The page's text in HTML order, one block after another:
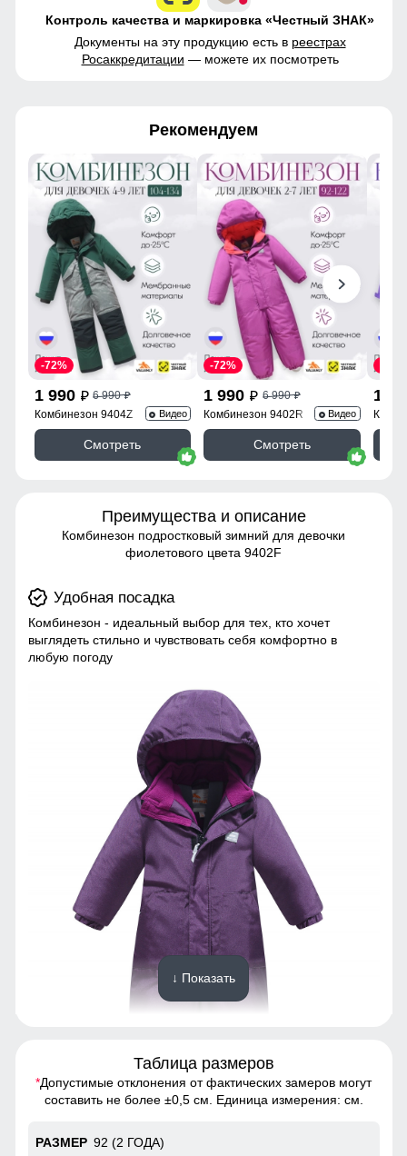
Контроль качества и маркировка «Честный ЗНАК»
Документы на эту продукцию есть в реестрах
Росаккредитации — можете их посмотреть
Рекомендуем
1 990 p 6 990p
-72%
Комбинезон 9404Z Видео
Смотреть
1 990 p 6 990p
-72%
Комбинезон 9402R Видео
Смотреть
1
Преимущества и описание
Комбинезон подростковый зимний для девочки
фиолетового цвета 9402F
Удобная посадка
Комбинезон - идеальный выбор для тех, кто хочет
выглядеть стильно и чувствовать себя комфортно в
любую погоду
Комбинезон - идеальный выбор для тех, кто хочет
выглядеть стильно и чувствовать себя комфортно в
↓ Показать
Таблица размеров
*Допустимые отклонения от фактических замеров могут
составить не более ±0,5 см. Единица измерения: см.
92 (2 ГОДА)